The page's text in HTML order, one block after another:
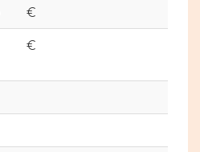
€
€